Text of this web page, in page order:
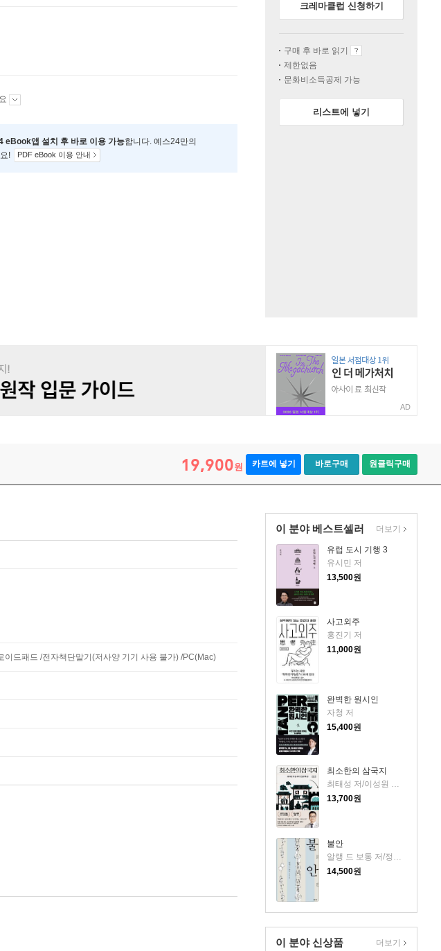
eBook앱 설치 후 바로 이용 가능합니다. 예스24만의
!
PDF eBook 이용 안내
크레마클럽 신청하기
구매 후 바로 읽기
제한없음
문화비소득공제 가능
리스트에 넣기
AD
19,900원 카트에 넣기 바로구매 원클릭구매
이 분야 베스트셀러
유럽 도시 기행 3
유시민 저
13,500원
사고외주
홍진기 저
11,000원
완벽한 원시인
자청 저
15,400원
최소한의 삼국지
최태성 저/이성원 감수
13,700원
불안
알랭 드 보통 저/정영목 역
14,500원
더보기
이 분야 신상품 더보기
드패드 /전자책단말기(저사양 기기 사용 불가) /PC(Mac)